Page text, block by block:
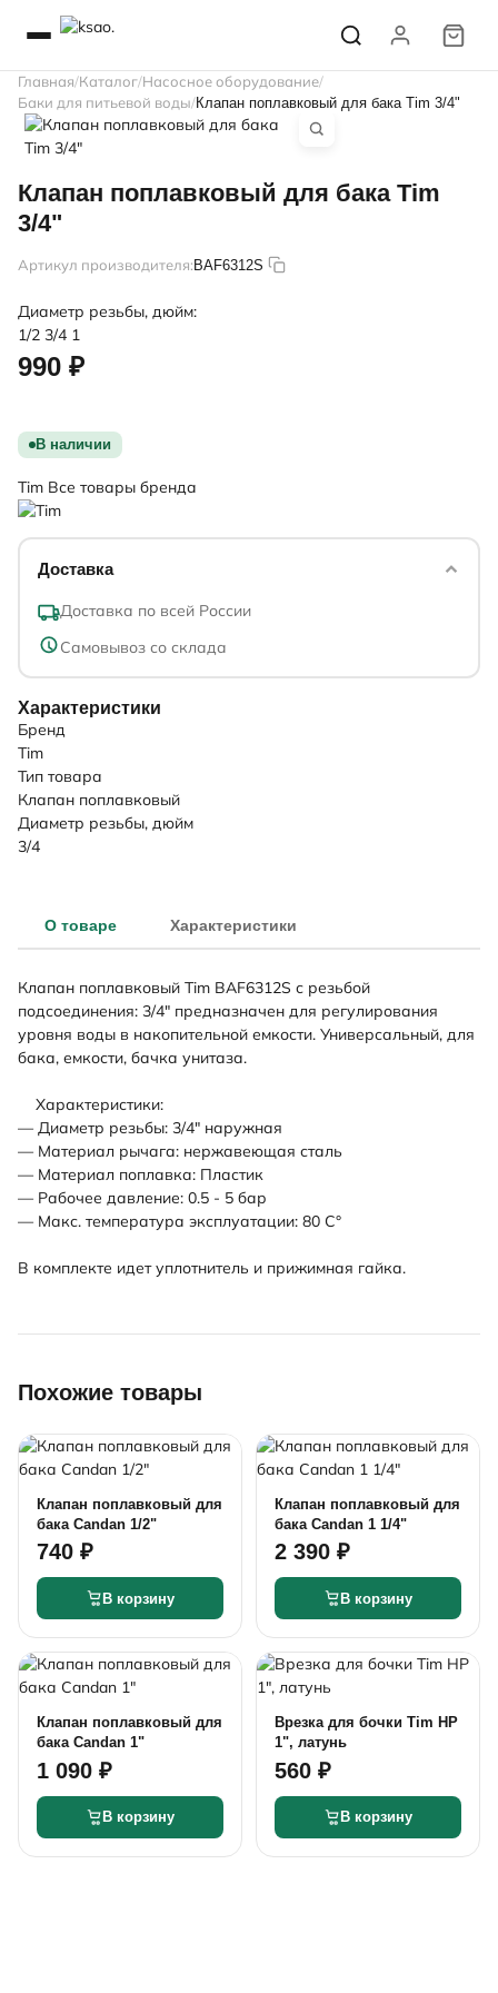
Главная Каталог Насосное оборудование
Баки для питьевой воды Клапан поплавковый для бака Tim 3/4"
Клапан поплавковый для бака Tim
3/4"
Артикул производителя:BAF6312S
Диаметр резьбы, дюйм:
1/2 3/4 1
990 ₽
В наличии
Tim Все товары бренда
Доставка
Доставка по всей России
Самовывоз со склада
Характеристики
Бренд
Tim
Тип товара
Клапан поплавковый
Диаметр резьбы, дюйм
3/4
О товаре Характеристики
Клапан поплавковый Tim BAF6312S с резьбой
подсоединения: 3/4" предназначен для регулирования
уровня воды в накопительной емкости. Универсальный, для
бака, емкости, бачка унитаза.
Характеристики:
— Диаметр резьбы: 3/4" наружная
— Материал рычага: нержавеющая сталь
— Материал поплавка: Пластик
— Рабочее давление: 0.5 - 5 бар
— Макс. температура эксплуатации: 80 С°
В комплекте идет уплотнитель и прижимная гайка.
Похожие товары
Клапан поплавковый для
бака Candan 1/2"
740 ₽
В корзину
Клапан поплавковый для
бака Candan 1 1/4"
2 390 ₽
В корзину
Клапан поплавковый для
бака Candan 1"
1 090 ₽
В корзину
Врезка для бочки Tim НР
1", латунь
560 ₽
В корзину